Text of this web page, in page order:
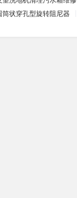
筒状穿孔型旋转阻尼器